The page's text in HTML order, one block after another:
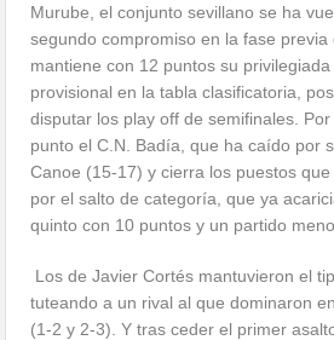
Murube, el conjunto sevillano se ha
segundo compromiso en la fase previa
mantiene con 12 puntos su
provisional en la tabla clasificatoria,
disputar los play off de semifinales.
punto el C.N. Badía, que ha caído por
Canoe (15-17) y cierra los puestos
por el salto de categoría, que ya
quinto con 10 puntos y un partido
Los de Javier Cortés mantuvieron el
tuteando a un rival al que dominaron
(1-2 y 2-3). Y tras ceder el primer